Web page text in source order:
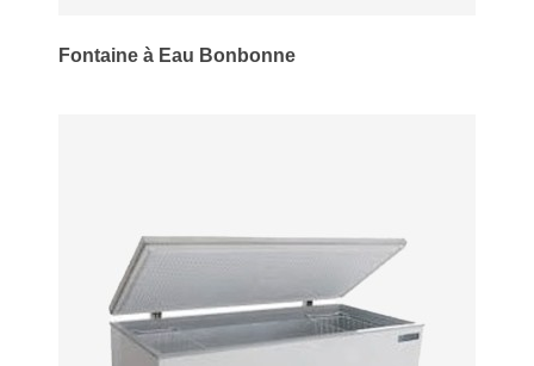
Fontaine à Eau Bonbonne